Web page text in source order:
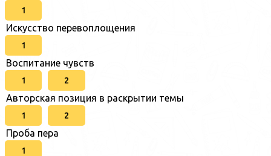
1
Искусство перевоплощения
1
Воспитание чувств
1 2
Авторская позиция в раскрытии темы
1 2
Проба пера
1